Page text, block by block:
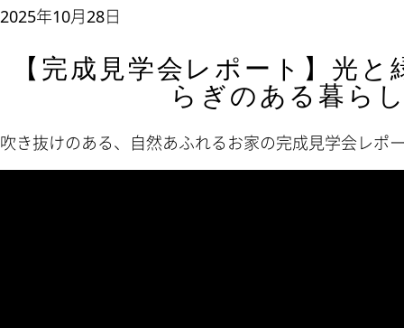
2025年10月28日
【完成見学会レポート】光
らぎのある暮ら
吹き抜けのある、自然あふれるお家の完成見学会レポ